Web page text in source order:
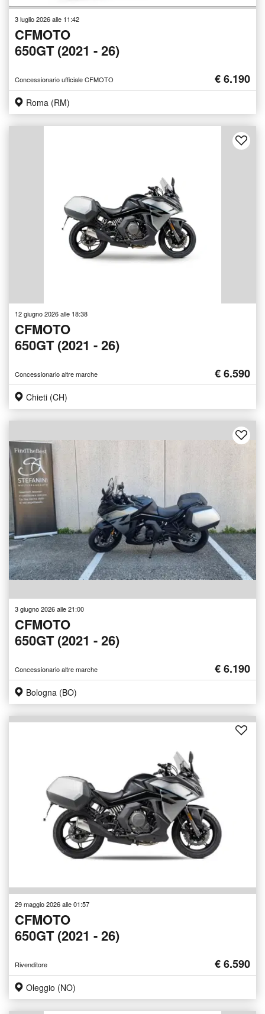
3 luglio 2026 alle 11:42
CFMOTO
650GT (2021 - 26)
Concessionario ufficiale CFMOTO € 6.190
Roma (RM)
12 giugno 2026 alle 18:38
CFMOTO
650GT (2021 - 26)
Concessionario altre marche € 6.590
Chieti (CH)
3 giugno 2026 alle 21:00
CFMOTO
650GT (2021 - 26)
Concessionario altre marche € 6.190
Bologna (BO)
29 maggio 2026 alle 01:57
CFMOTO
650GT (2021 - 26)
Rivenditore € 6.590
Oleggio (NO)